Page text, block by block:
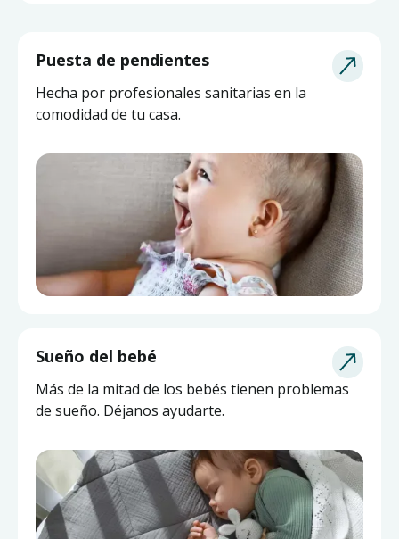
Puesta de pendientes
Hecha por profesionales sanitarias en la
comodidad de tu casa.
Sueño del bebé
Más de la mitad de los bebés tienen problemas
de sueño. Déjanos ayudarte.